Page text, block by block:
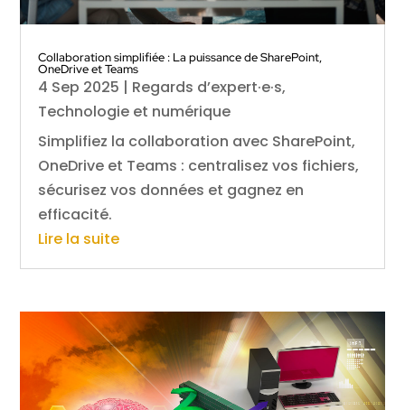
Collaboration simplifiée : La puissance de SharePoint,
OneDrive et Teams
4 Sep 2025 | Regards d’expert·e·s,
Technologie et numérique
Simplifiez la collaboration avec SharePoint,
OneDrive et Teams : centralisez vos fichiers,
sécurisez vos données et gagnez en
efficacité.
Lire la suite